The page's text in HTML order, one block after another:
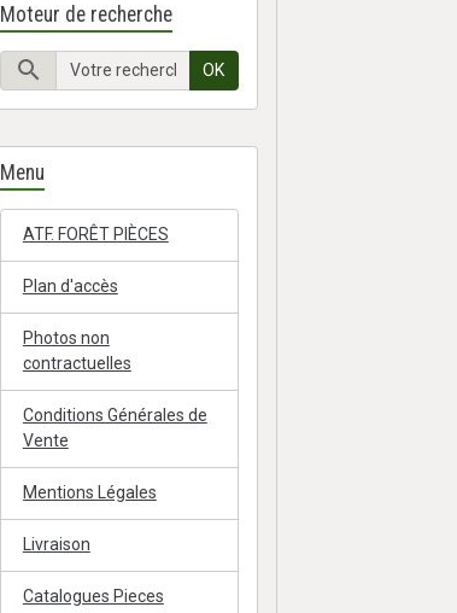
Moteur de recherche
OK
Menu
ATF. FORÊT PIÈCES
Plan d'accès
Photos non
contractuelles
Conditions Générales de
Vente
Mentions Légales
Livraison
Catalogues Pieces